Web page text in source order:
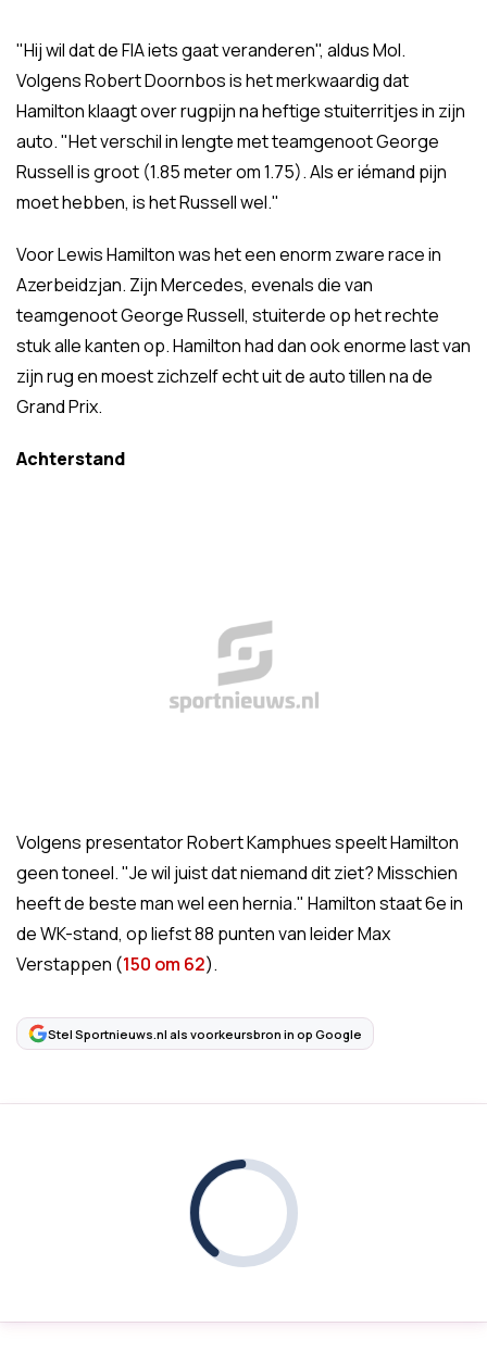
"Hij wil dat de FIA iets gaat veranderen", aldus Mol.
Volgens Robert Doornbos is het merkwaardig dat
Hamilton klaagt over rugpijn na heftige stuiterritjes in zijn
auto. "Het verschil in lengte met teamgenoot George
Russell is groot (1.85 meter om 1.75). Als er iémand pijn
moet hebben, is het Russell wel."
Voor Lewis Hamilton was het een enorm zware race in
Azerbeidzjan. Zijn Mercedes, evenals die van
teamgenoot George Russell, stuiterde op het rechte
stuk alle kanten op. Hamilton had dan ook enorme last van
zijn rug en moest zichzelf echt uit de auto tillen na de
Grand Prix.
Achterstand
Volgens presentator Robert Kamphues speelt Hamilton
geen toneel. "Je wil juist dat niemand dit ziet? Misschien
heeft de beste man wel een hernia." Hamilton staat 6e in
de WK-stand, op liefst 88 punten van leider Max
Verstappen (150 om 62).
Stel Sportnieuws.nl als voorkeursbron in op Google